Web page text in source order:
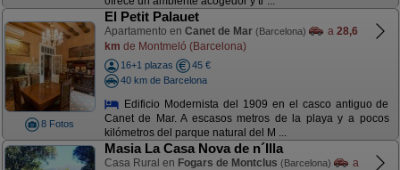
8 Fotos
El Petit Palauet
Apartamento en Canet de Mar (Barcelona) a 28,6
km de Montmeló (Barcelona)
16+1 plazas
45 €
40 km de Barcelona
Edificio Modernista del 1909 en el casco antiguo de
Canet de Mar. A escasos metros de la playa y a pocos
kilómetros del parque natural del M ...
Masia La Casa Nova de n´Illa
Casa Rural en Fogars de Montclus (Barcelona)
a